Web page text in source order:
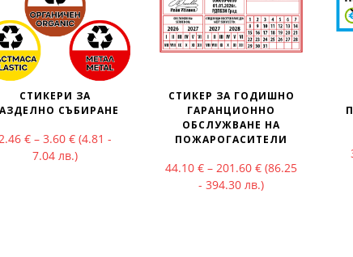
3.60 €
СТИКЕРИ ЗА
СЪБИРАНЕ
€ – 3.60€Price range: 2.46 € through 3.60 €
(4.81 -
7.04 лв.)
СТИКЕР ЗА ГОДИШНО
ГАРАНЦИОННО
ОБСЛУЖВАНЕ НА
ПОЖАРОГАСИТЕЛИ
44.10€ – 201.60€Price range:
(86.25
- 394.30 лв.)